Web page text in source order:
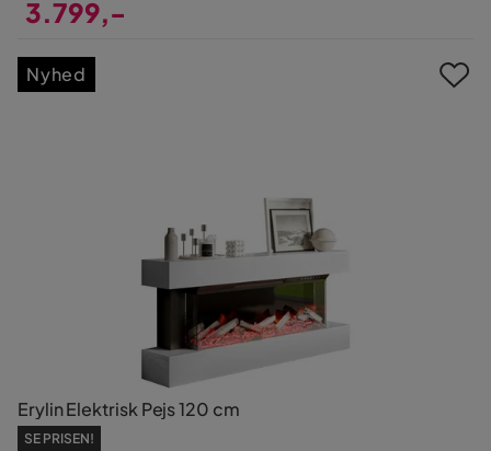
3.799,-
Erylin Elektrisk Pejs 120 cm
SE PRISEN!
Nyhed